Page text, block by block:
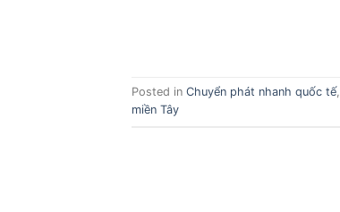
Posted in Chuyển phát nhanh quốc tế,
miền Tây